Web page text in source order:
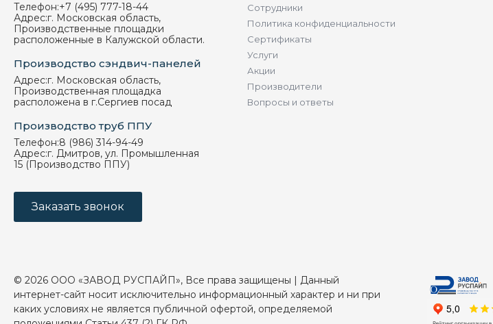
Телефон:+7 (495) 777-18-44
Адрес:г. Московская область,
Производственные площадки
расположенные в Калужской области.
Производство сэндвич-панелей
Адрес:г. Московская область,
Производственная площадка
расположена в г.Сергиев посад
Производство труб ППУ
Телефон:8 (986) 314-94-49
Адрес:г. Дмитров, ул. Промышленная
15 (Производство ППУ)
Сотрудники
Политика конфиденциальности
Сертификаты
Услуги
Акции
Производители
Вопросы и ответы
Заказать звонок
© 2026 ООО «ЗАВОД РУСПАЙП», Все права защищены | Данный
интернет-сайт носит исключительно информационный характер и ни при
каких условиях не является публичной офертой, определяемой